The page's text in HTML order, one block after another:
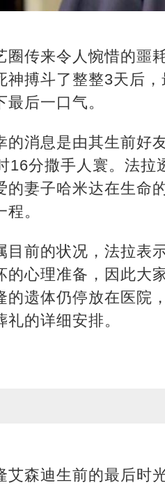
圈传来令人惋惜的噩
神搏斗了整整3天后
最后一口气。
的消息是由其生前好
16分撒手人寰。法拉
的妻子哈米达在生命
。
目前的状况，法拉表
的心理准备，因此大
的遗体仍停放在医院
礼的详细安排。
艾森迪生前的最后时